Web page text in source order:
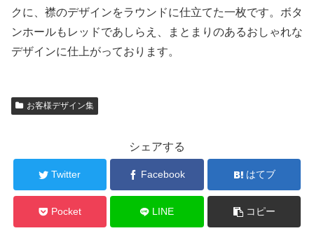
クに、襟のデザインをラウンドに仕立てた一枚です。ボタ
ンホールもレッドであしらえ、まとまりのあるおしゃれな
デザインに仕上がっております。
お客様デザイン集
シェアする
Twitter Facebook はてブ
Pocket LINE コピー